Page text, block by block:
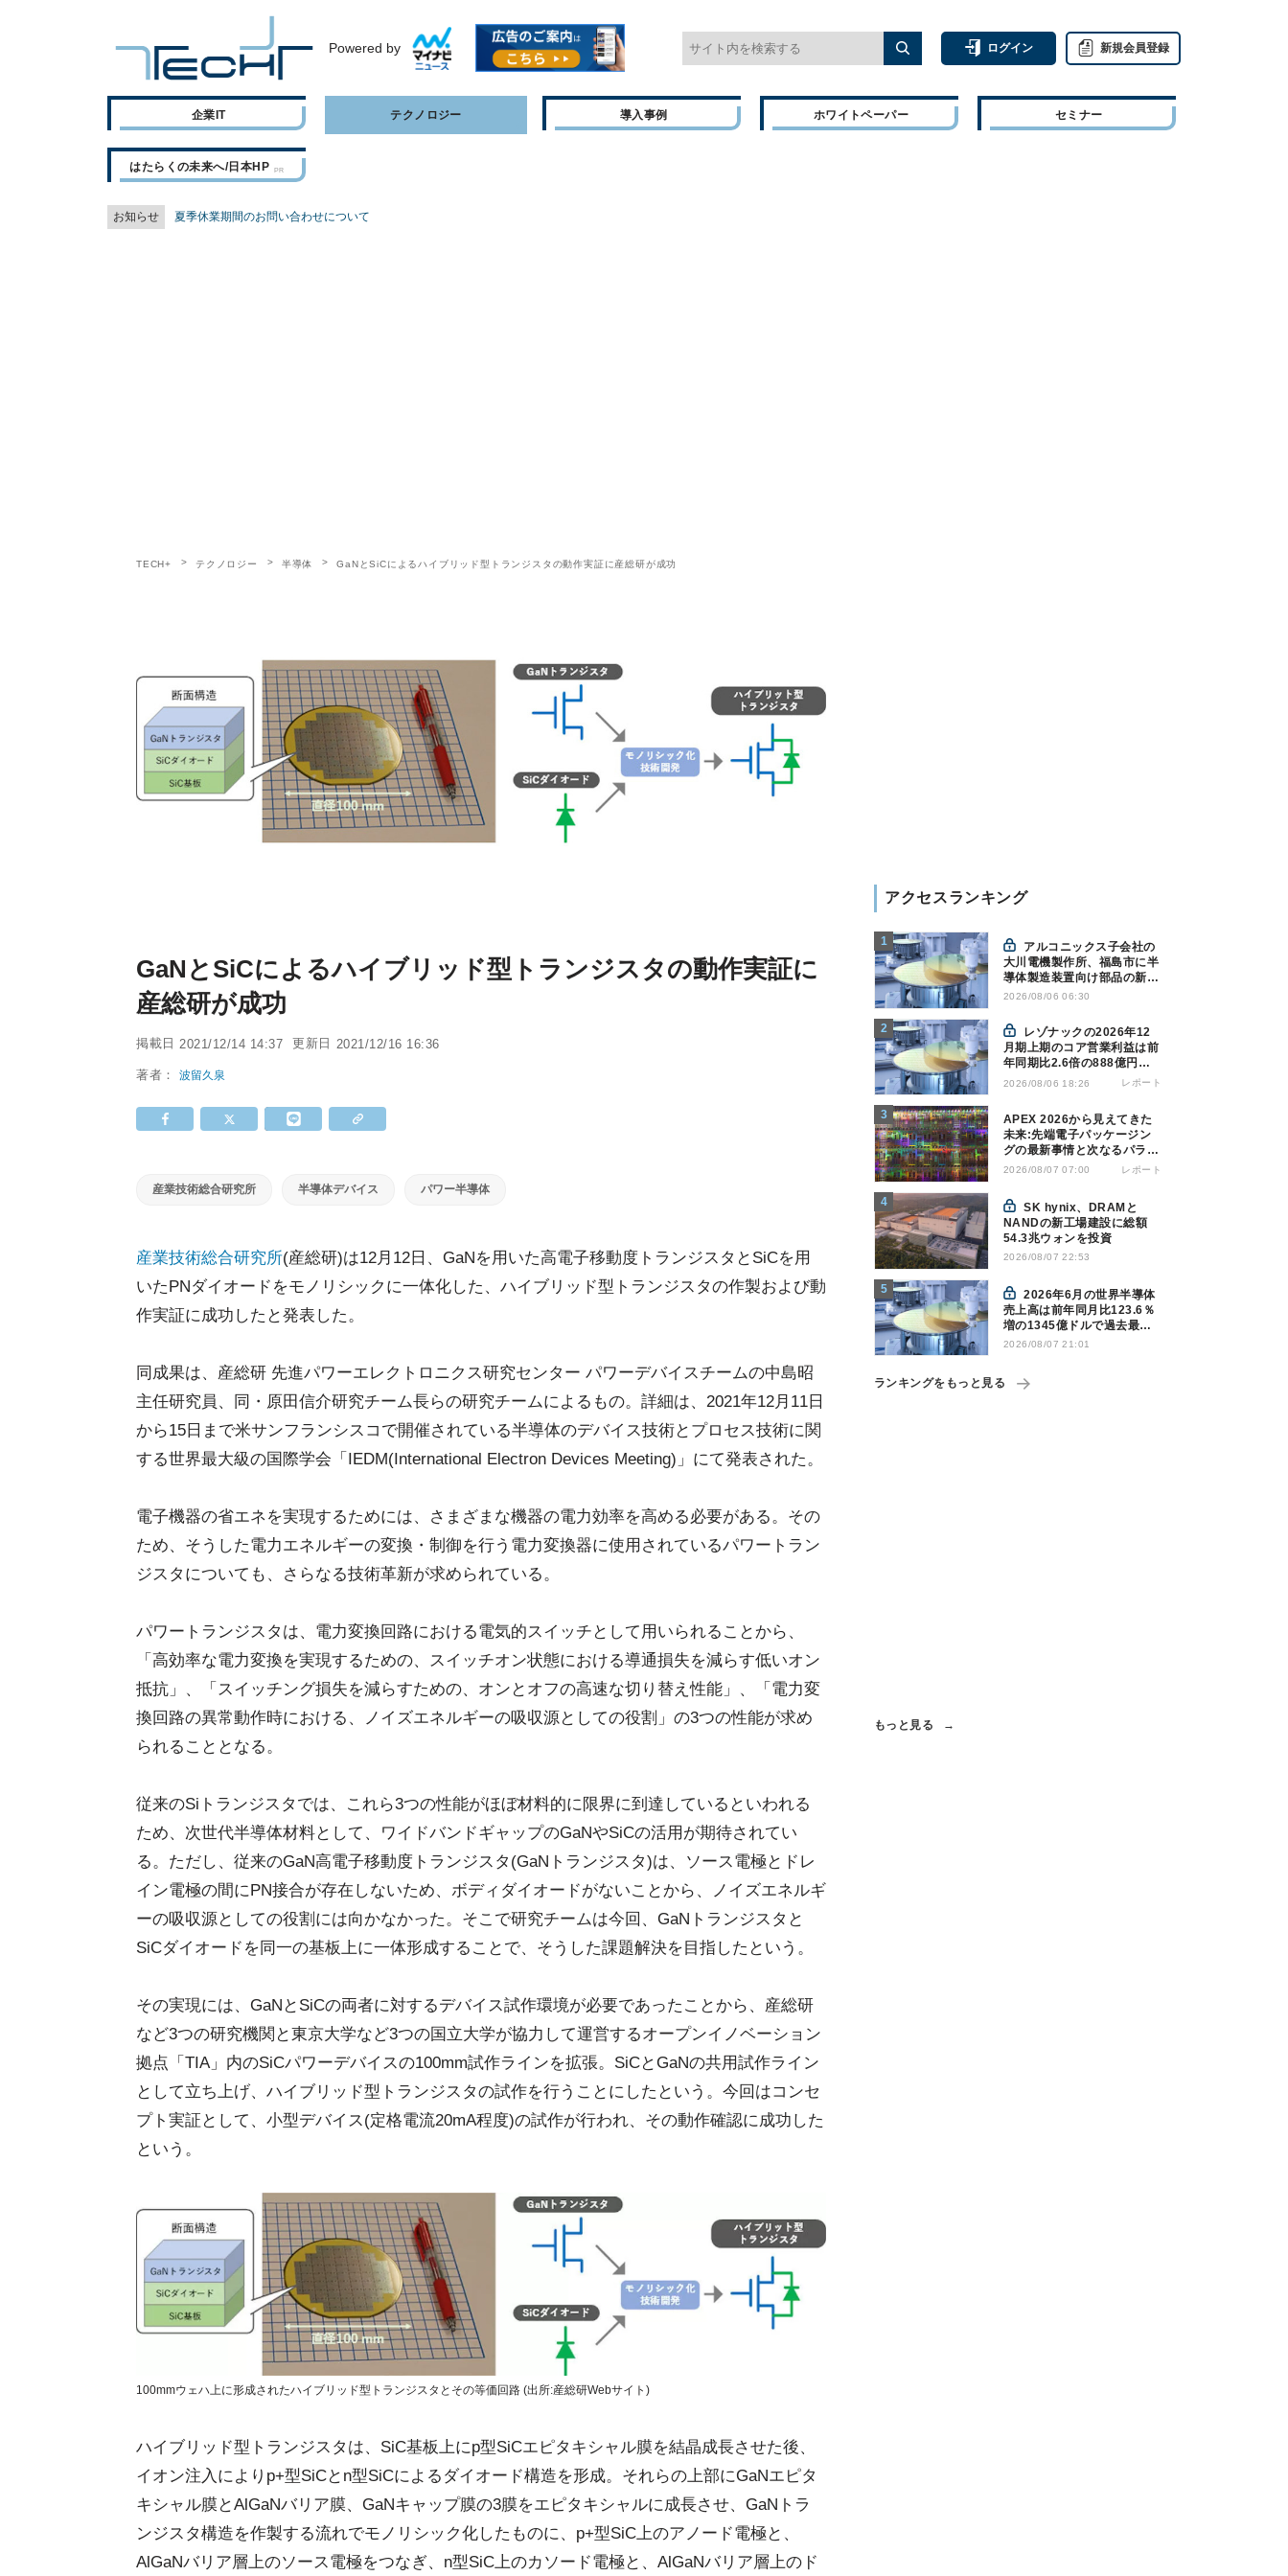
Powered by ログイン 新規会員登録
企業IT テクノロジー 導入事例 ホワイトペーパー セミナー
はたらくの未来へ/日本HP
お知らせ 夏季休業期間のお問い合わせについて
TECH+ テクノロジー 半導体 GaNとSiCによるハイブリッド型トランジスタの動作実証に産総研が成功
GaNとSiCによるハイブリッド型トランジスタの動作実証に
産総研が成功
掲載日 2021/12/14 14:37 更新日 2021/12/16 16:36
著者：波留久泉
産業技術総合研究所 半導体デバイス パワー半導体
産業技術総合研究所(産総研)は12月12日、GaNを用いた高電子移動度トランジスタとSiCを用
いたPNダイオードをモノリシックに一体化した、ハイブリッド型トランジスタの作製および動
作実証に成功したと発表した。
同成果は、産総研 先進パワーエレクトロニクス研究センター パワーデバイスチームの中島昭
主任研究員、同・原田信介研究チーム長らの研究チームによるもの。詳細は、2021年12月11日
から15日まで米サンフランシスコで開催されている半導体のデバイス技術とプロセス技術に関
する世界最大級の国際学会「IEDM(International Electron Devices Meeting)」にて発表された。
電子機器の省エネを実現するためには、さまざまな機器の電力効率を高める必要がある。その
ため、そうした電力エネルギーの変換・制御を行う電力変換器に使用されているパワートラン
ジスタについても、さらなる技術革新が求められている。
パワートランジスタは、電力変換回路における電気的スイッチとして用いられることから、
「高効率な電力変換を実現するための、スイッチオン状態における導通損失を減らす低いオン
抵抗」、「スイッチング損失を減らすための、オンとオフの高速な切り替え性能」、「電力変
換回路の異常動作時における、ノイズエネルギーの吸収源としての役割」の3つの性能が求め
られることとなる。
従来のSiトランジスタでは、これら3つの性能がほぼ材料的に限界に到達しているといわれる
ため、次世代半導体材料として、ワイドバンドギャップのGaNやSiCの活用が期待されてい
る。ただし、従来のGaN高電子移動度トランジスタ(GaNトランジスタ)は、ソース電極とドレ
イン電極の間にPN接合が存在しないため、ボディダイオードがないことから、ノイズエネルギ
ーの吸収源としての役割には向かなかった。そこで研究チームは今回、GaNトランジスタと
SiCダイオードを同一の基板上に一体形成することで、そうした課題解決を目指したという。
その実現には、GaNとSiCの両者に対するデバイス試作環境が必要であったことから、産総研
など3つの研究機関と東京大学など3つの国立大学が協力して運営するオープンイノベーション
拠点「TIA」内のSiCパワーデバイスの100mm試作ラインを拡張。SiCとGaNの共用試作ライン
として立ち上げ、ハイブリッド型トランジスタの試作を行うことにしたという。今回はコンセ
プト実証として、小型デバイス(定格電流20mA程度)の試作が行われ、その動作確認に成功した
という。
100mmウェハ上に形成されたハイブリッド型トランジスタとその等価回路 (出所:産総研Webサイト)
ハイブリッド型トランジスタは、SiC基板上にp型SiCエピタキシャル膜を結晶成長させた後、
イオン注入によりp+型SiCとn型SiCによるダイオード構造を形成。それらの上部にGaNエピタ
キシャル膜とAlGaNバリア膜、GaNキャップ膜の3膜をエピタキシャルに成長させ、GaNトラ
ンジスタ構造を作製する流れでモノリシック化したものに、p+型SiC上のアノード電極と、
AlGaNバリア層上のソース電極をつなぎ、n型SiC上のカソード電極と、AlGaNバリア層上のド
アクセスランキング
大川電機製作所、福島市に半
導体製造装置向け部品の新工
場建設を決定
2026/08/06 06:30
月期上期のコア営業利益は前
年同期比2.6倍の888億円、
AI向け半導体材料が好調
2026/08/06 18:26 レポート
APEX 2026から見えてきた
未来:先端電子パッケージン
グの最新事情と次なるパラダ
イムシフト
2026/08/07 07:00 レポート
SK hynix、DRAMと
NANDの新工場建設に総額
54.3兆ウォンを投資
2026/08/07 22:53
2026年6月の世界半導体
売上高は前年同月比123.6％
増の1345億ドルで過去最高
更新 SIA調べ
2026/08/07 21:01
ランキングをもっと見る
もっと見る